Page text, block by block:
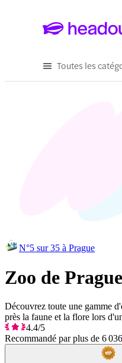
Toutes les
N°5 sur 35 à Prague
Zoo de
Découvrez toute une gamme
près la faune et la flore lors
4.4/5
Recommandé par plus de 6